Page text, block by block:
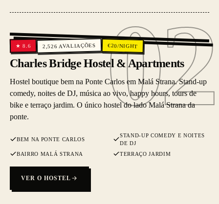
02
02
★8.6 2,526 AVALIAÇÕES €20/NIGHT
Charles Bridge Hostel & Apartments
Hostel boutique bem na Ponte Carlos em Malá Strana. Stand-up
comedy, noites de DJ, música ao vivo, happy hours, tours de
bike e terraço jardim. O único hostel do lado Malá Strana da
ponte.
BEM NA PONTE CARLOS
STAND-UP COMEDY E NOITES
DE DJ
BAIRRO MALÁ STRANA
TERRAÇO JARDIM
VER O HOSTEL